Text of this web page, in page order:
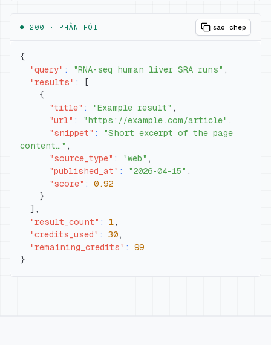
● 200 · PHẢN HỒI sao chép
{
"query" : "RNA-seq human liver SRA runs" ,
"results" :
[
{
"title" : "Example result" ,
"url" : "https://example.com/article" ,
"snippet" :
"Short excerpt of the page
content…" ,
"source_type" : "web" ,
"published_at" : "2026-04-15" ,
"score" :
0.92
}
] ,
"result_count" : 1 ,
"credits_used" : 30 ,
"remaining_credits" :
99
}